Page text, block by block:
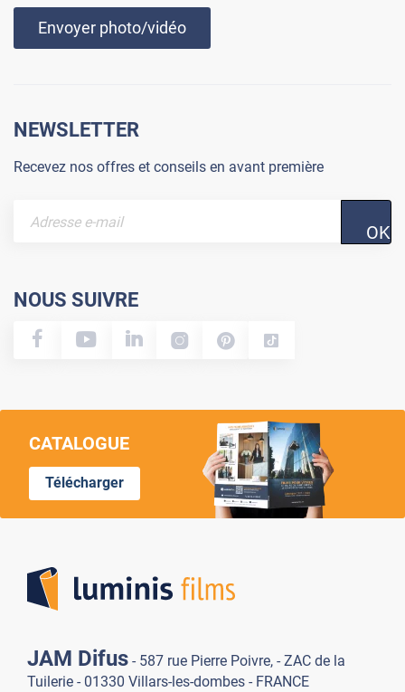
Envoyer photo/vidéo
NEWSLETTER
Recevez nos offres et conseils en avant première
OK
NOUS SUIVRE
CATALOGUE
Télécharger
JAM Difus - 587 rue Pierre Poivre, - ZAC de la
Tuilerie - 01330 Villars-les-dombes - FRANCE